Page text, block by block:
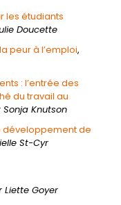
les étudiants
Doucette
peur à l’emploi,
: l’entrée des
du travail au
Knutson
développement de
St-Cyr
Liette Goyer